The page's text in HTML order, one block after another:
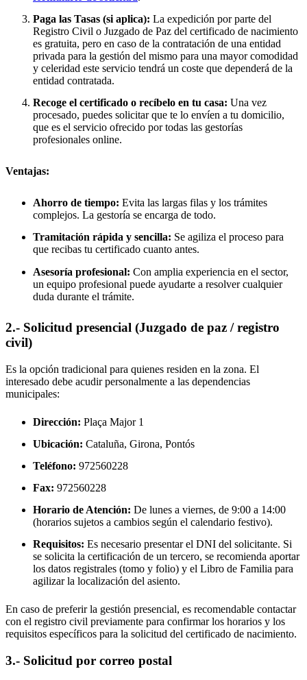
Paga las Tasas (si aplica): La expedición por parte del
Registro Civil o Juzgado de Paz del certificado de nacimiento
es gratuita, pero en caso de la contratación de una entidad
privada para la gestión del mismo para una mayor comodidad
y celeridad este servicio tendrá un coste que dependerá de la
entidad contratada.
Recoge el certificado o recíbelo en tu casa: Una vez
procesado, puedes solicitar que te lo envíen a tu domicilio,
que es el servicio ofrecido por todas las gestorías
profesionales online.
Ventajas:
Ahorro de tiempo: Evita las largas filas y los trámites
complejos. La gestoría se encarga de todo.
Tramitación rápida y sencilla: Se agiliza el proceso para
que recibas tu certificado cuanto antes.
Asesoría profesional: Con amplia experiencia en el sector,
un equipo profesional puede ayudarte a resolver cualquier
duda durante el trámite.
2.- Solicitud presencial (Juzgado de paz / registro
civil)
Es la opción tradicional para quienes residen en la zona. El
interesado debe acudir personalmente a las dependencias
municipales:
Dirección: Plaça Major 1
Ubicación: Cataluña, Girona, Pontós
Teléfono: 972560228
Fax: 972560228
Horario de Atención: De lunes a viernes, de 9:00 a 14:00
(horarios sujetos a cambios según el calendario festivo).
Requisitos: Es necesario presentar el DNI del solicitante. Si
se solicita la certificación de un tercero, se recomienda aportar
los datos registrales (tomo y folio) y el Libro de Familia para
agilizar la localización del asiento.
En caso de preferir la gestión presencial, es recomendable contactar
con el registro civil previamente para confirmar los horarios y los
requisitos específicos para la solicitud del certificado de nacimiento.
3.- Solicitud por correo postal